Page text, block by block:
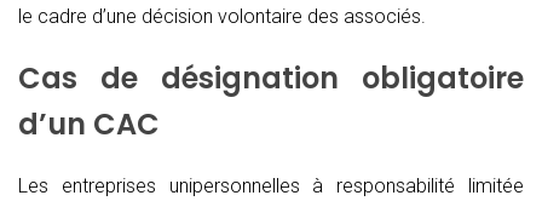
le cadre d’une décision volontaire des associés.
Cas de désignation obligatoire
d’un CAC
Les entreprises unipersonnelles à responsabilité limitée